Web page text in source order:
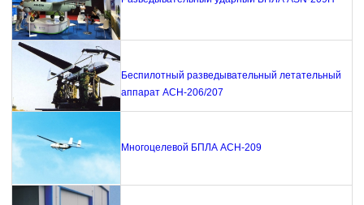
Беспилотный разведывательный летательный
аппарат АСН-206/207
Многоцелевой БПЛА АСН-209